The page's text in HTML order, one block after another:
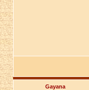
Gayana